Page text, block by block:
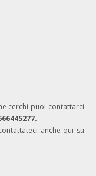
cerchi puoi contattarci
anche qui su